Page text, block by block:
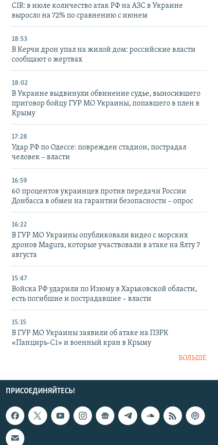
CIR: в июле количество атак РФ на АЗС в Украине
выросло на 72% по сравнению с июнем
18:53
В Керчи дрон упал на жилой дом: российские власти
сообщают о жертвах
18:02
В Украине выдвинули обвинение судье, выносившего
приговор бойцу ГУР МО Украины, попавшего в плен в
Крыму
17:28
Удар РФ по Одессе: поврежден стадион, пострадал
человек – власти
16:59
60 процентов украинцев против передачи России
Донбасса в обмен на гарантии безопасности – опрос
16:22
В ГУР МО Украины опубликовали видео с морских
дронов Magura, которые участвовали в атаке на Ялту 7
августа
15:47
Войска РФ ударили по Изюму в Харьковской области,
есть погибшие и пострадавшие – власти
15:15
В ГУР МО Украины заявили об атаке на ПЗРК
«Панцирь-С1» и военный кран в Крыму
БОЛЬШЕ
ПРИСОЕДИНЯЙТЕСЬ!